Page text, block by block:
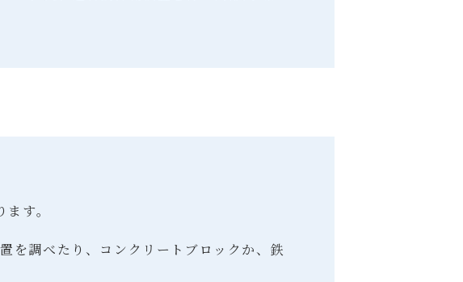
す。
を調べたり、コンクリートブロックか、鉄